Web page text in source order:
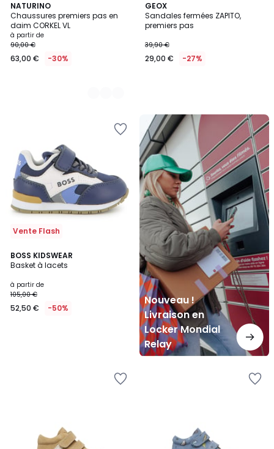
NATURINO
Chaussures premiers pas en
daim CORKEL VL
à partir de
90,00 €
63,00 € -30%
3
Couleurs
GEOX
Sandales fermées ZAPITO,
premiers pas
39,90 €
29,00 € -27%
Vente Flash
BOSS KIDSWEAR
Basket à lacets
à partir de
105,00 €
52,50 € -50%
Nouveau !
Livraison en
Locker Mondial
Relay
Nouveau
Livraison
en
Locker
Mondial
Relay